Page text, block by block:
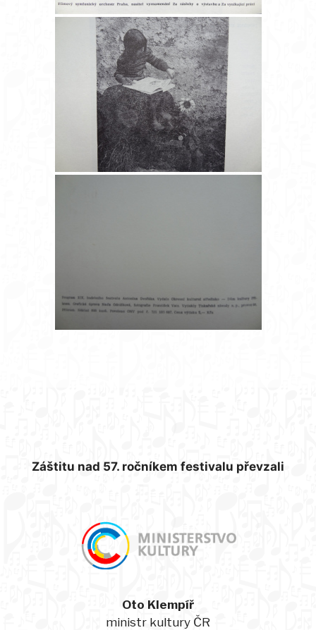
Záštitu nad 57. ročníkem festivalu převzali
Oto Klempíř
ministr kultury ČR